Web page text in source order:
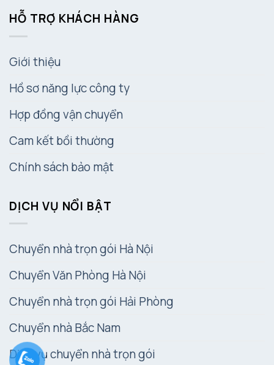
HỖ TRỢ KHÁCH HÀNG
Giới thiệu
Hồ sơ năng lực công ty
Hợp đồng vận chuyển
Cam kết bồi thường
Chính sách bảo mật
DỊCH VỤ NỔI BẬT
Chuyển nhà trọn gói Hà Nội
Chuyển Văn Phòng Hà Nội
Chuyển nhà trọn gói Hải Phòng
Chuyển nhà Bắc Nam
Dịch vụ chuyển nhà trọn gói